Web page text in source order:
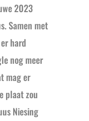
2023
Samen met
hard
nog meer
mag er
plaat zou
Niesing